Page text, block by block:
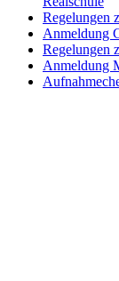
Regelungen
Anmeldung
Regelungen
Anmeldung